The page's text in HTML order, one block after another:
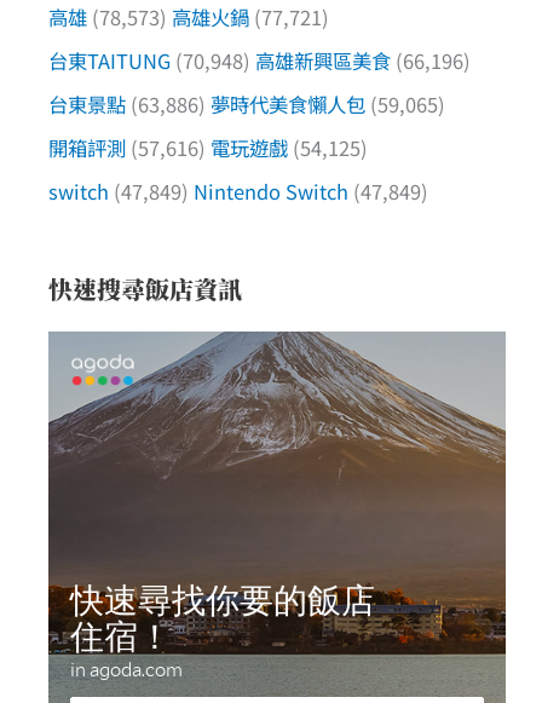
高雄 (78,573) 高雄火鍋 (77,721)
台東TAITUNG (70,948) 高雄新興區美食 (66,196)
台東景點 (63,886) 夢時代美食懶人包 (59,065)
開箱評測 (57,616) 電玩遊戲 (54,125)
switch (47,849) Nintendo Switch (47,849)
快速搜尋飯店資訊